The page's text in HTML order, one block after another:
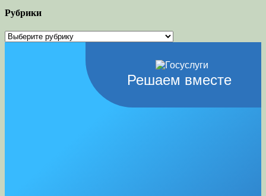
Рубрики
Рубрики
Решаем вместе